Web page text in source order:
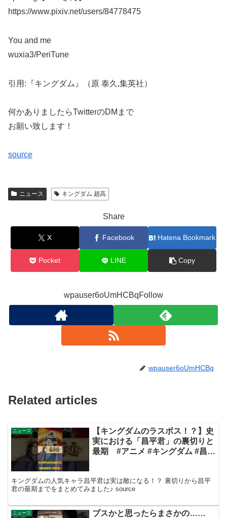
https://www.pixiv.net/users/84778475
You and me
wuxia3/PeriTune
引用:『キングダム』（原 泰久,集英社）
何かありましたらTwitterのDMまで
お願い致します！
source
ニュース キングダム 趙高
Share
X Facebook Hatena Bookmark
Pocket LINE Copy
wpauser6oUmHCBqFollow
wpauser6oUmHCBq
Related articles
ニュース
【キングダムのラスボス！？】史
実における「昌平君」の裏切りと
最期 #アニメ #キングダム #昌平
史
キングダムの人気キャラ昌平君は実は敵になる！？ 裏切りから昌平
君の最期までをまとめてみました♪ source
ニュース ブスかと思ったらまさかの……